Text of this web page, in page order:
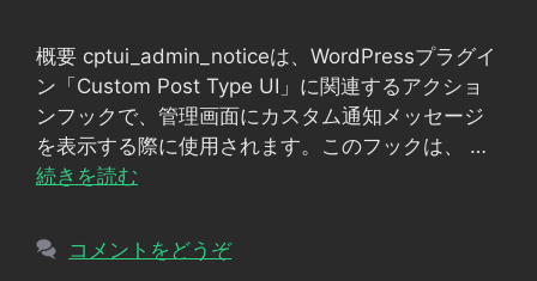
リ
ー
概要 cptui_admin_noticeは、WordPressプラグイ
ン「Custom Post Type UI」に関連するアクショ
ンフックで、管理画面にカスタム通知メッセージ
を表示する際に使用されます。このフックは、 …
続きを読む
コメントをどうぞ